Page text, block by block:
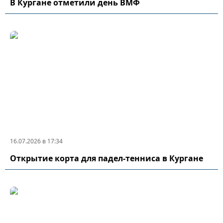
В Кургане отметили день ВМФ
16.07.2026 в 17:34
Открытие корта для падел-тенниса в Кургане